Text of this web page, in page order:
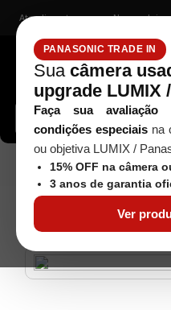
PANASONIC TRADE IN
Sua câmera
upgrade LUMIX
Faça sua avaliação
condições especiaisna
ou objetiva LUMIX /
15% OFF na câmera
3 anos de garantia
Ver
Atendimento Nossas lojas
Buscar câmeras, lentes,
Áudio / Vídeo
M1 com Fio